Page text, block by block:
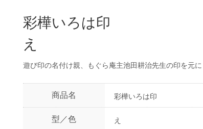
彩樺いろは印
え
遊び印の名付け親、もぐら庵主池田耕治先生の印を元に
商品名 彩樺いろは印
型／色 え